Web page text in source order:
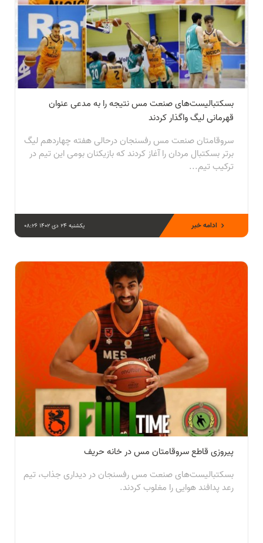
بسکتبالیست‌های صنعت مس نتیجه را به مدعی عنوان
قهرمانی لیگ واگذار کردند
سروقامتان صنعت مس رفسنجان درحالی هفته چهاردهم لیگ
برتر بسکتبال مردان را آغاز کردند که بازیکنان بومی این تیم در
ترکیب تیم...
یکشنبه 24 دی 1402 08:26 ادامه خبر
پیروزی قاطع سروقامتان مس در خانه حریف
بسکتبالیست‌های صنعت مس رفسنجان در دیداری جذاب، تیم
رعد پدافند هوایی را مغلوب کردند.